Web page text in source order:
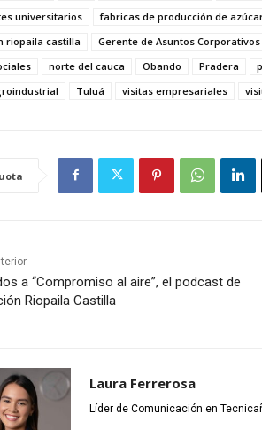
universitarios
fabricas de producción de
riopaila castilla
Gerente de Asuntos Corporativos
norte del cauca Obando Pradera
Tuluá visitas empresariales
a “Compromiso al aire”, el podcast de
Riopaila Castilla
Laura Ferrerosa
Líder de Comunicación en